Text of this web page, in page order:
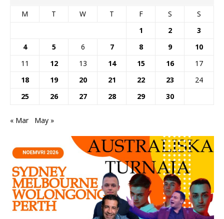
M T W T F S
S
1
2
3
4
5 6 7 8 9
10
11
12 13 14 15 16
17
18
19 20 21 22 23
24
25
26 27 28 29 30
« Mar May »